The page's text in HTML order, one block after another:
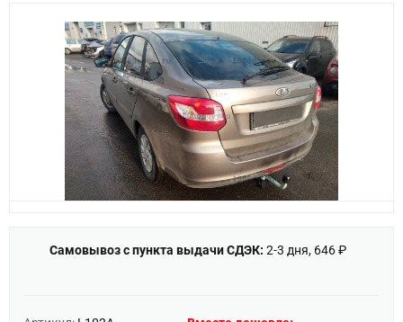
Самовывоз с пункта выдачи СДЭК: 2-3 дня, 646 ₽